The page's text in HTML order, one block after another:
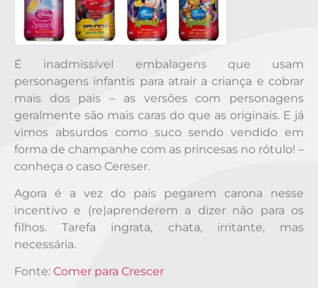
É inadmissível embalagens que usam
personagens infantis para atrair a criança e cobrar
mais dos pais – as versões com personagens
geralmente são mais caras do que as originais. E já
vimos absurdos como suco sendo vendido em
forma de champanhe com as princesas no rótulo! –
conheça o caso Cereser.
Agora é a vez do pais pegarem carona nesse
incentivo e (re)aprenderem a dizer não para os
filhos. Tarefa ingrata, chata, irritante, mas
necessária.
Fonte: Comer para Crescer